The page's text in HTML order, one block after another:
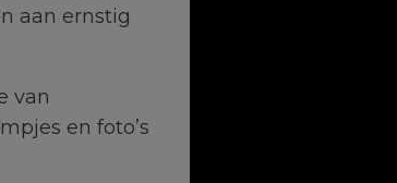
aan ernstig
van
en foto’s